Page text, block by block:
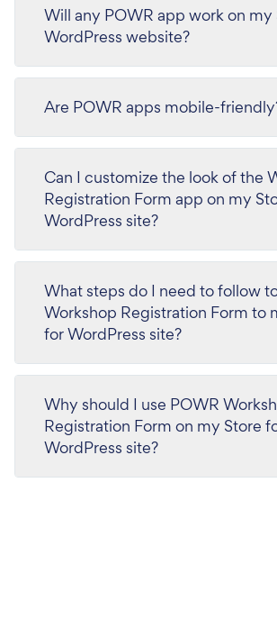
Will any POWR app work on my
WordPress website?
Are POWR apps mobile-
Can I customize the look of the
Registration Form app on my
WordPress site?
What steps do I need to follow
Workshop Registration Form to
for WordPress site?
Why should I use POWR
Registration Form on my Store
WordPress site?